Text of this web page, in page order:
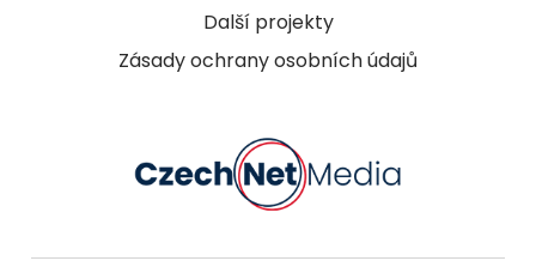
Další projekty
Zásady ochrany osobních údajů